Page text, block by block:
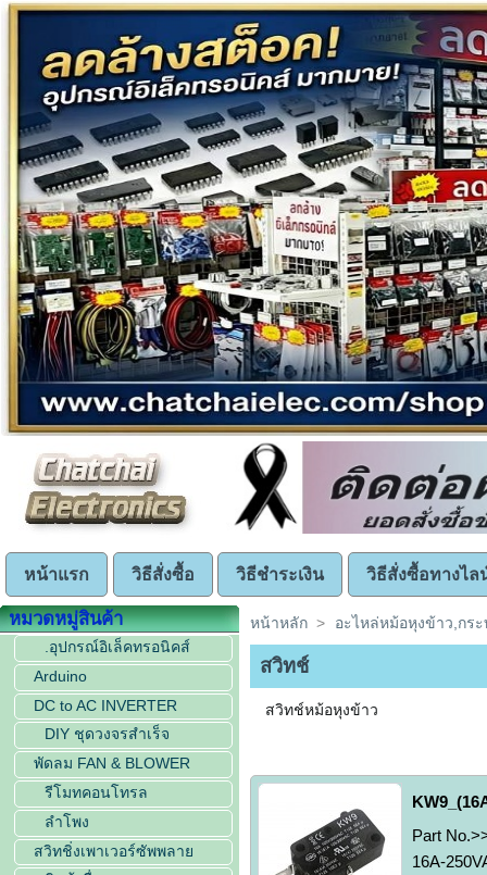
หน้าแรก วิธีสั่งซื้อ วิธีชำระเงิน วิธีสั่งซื้อทางไล
หมวดหมู่สินค้า
.อุปกรณ์อิเล็คทรอนิคส์
Arduino
DC to AC INVERTER
DIY ชุดวงจรสำเร็จ
พัดลม FAN & BLOWER
รีโมทคอนโทรล
ลำโพง
สวิทชิ่งเพาเวอร์ซัพพลาย
หน้าหลัก > อะไหล่หม้อหุงข้าว,กร
สวิทช์
สวิทช์หม้อหุงข้าว
Part
16A-